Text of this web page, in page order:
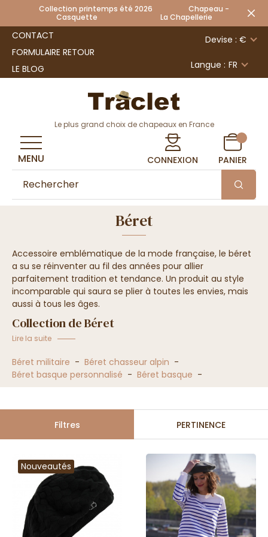
Collection printemps été 2026 Chapeau -
Casquette La Chapellerie
CONTACT
FORMULAIRE RETOUR
LE BLOG
Devise : €
Langue : FR
Le plus grand choix de chapeaux en France
CONNEXION PANIER
MENU
Béret
Accessoire emblématique de la mode française, le béret
a su se réinventer au fil des années pour allier
parfaitement tradition et tendance. Un produit au style
incomparable qui saura se plier à toutes les envies, mais
aussi à tous les âges.
Collection de Béret
Lire la suite
Béret militaire - Béret chasseur alpin -
Béret basque personnalisé - Béret basque -
Filtres PERTINENCE
Nouveautés